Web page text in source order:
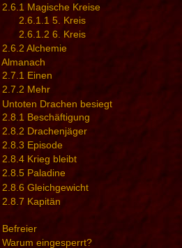
2.6.1 Magische Kreise
2.6.1.1 5. Kreis
2.6.1.2 6. Kreis
2.6.2 Alchemie
Almanach
2.7.1 Einen
2.7.2 Mehr
Untoten Drachen besiegt
2.8.1 Beschäftigung
2.8.2 Drachenjäger
2.8.3 Episode
2.8.4 Krieg bleibt
2.8.5 Paladine
2.8.6 Gleichgewicht
2.8.7 Kapitän
Befreier
Warum eingesperrt?